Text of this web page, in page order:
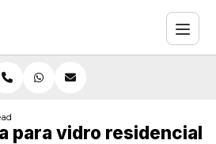
vidro residencial
para vidro residencial